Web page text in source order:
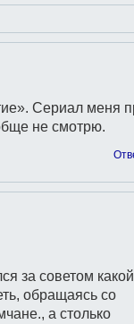
Сериал меня
не смотрю.
за советом какой
обращаясь со
а столько